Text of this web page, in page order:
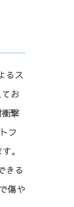
るス
お
撃
フ
。
きる
傷や